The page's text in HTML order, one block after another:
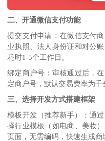
二、开通微信支付功能
提交支付申请‌：在微信支付
业执照、法人身份证和对公
耗时1-5个工作日。
绑定商户号‌：审核通过后，
定商户号，默认交易费率为千
三、选择开发方式搭建框架
模板开发（推荐新手）‌：通
择行业模板（如电商、美妆
页面，无需编码，快速生成商